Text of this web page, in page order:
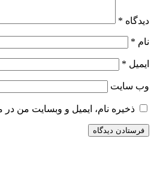
دیدگاه *
نام *
ایمیل *
وب‌ سایت
ذخیره نام، ایمیل و وبسایت من